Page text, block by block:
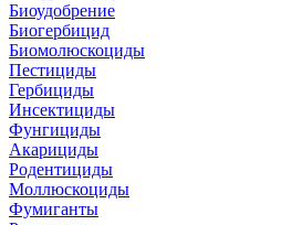
Биоудобрение
Биогербицид
Биомолюскоциды
Пестициды
Гербициды
Инсектициды
Фунгициды
Акарициды
Родентициды
Моллюскоциды
Фумиганты